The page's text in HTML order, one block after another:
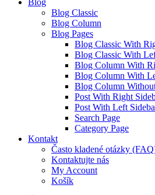
Blog
Blog Classic
Blog Column
Blog Pages
Blog Classic With
Blog Classic With
Blog Column With
Blog Column With
Blog Column
Post With Right
Post With Left
Search Page
Category Page
Kontakt
Často kladené otázky
Kontaktujte nás
My Account
Košík